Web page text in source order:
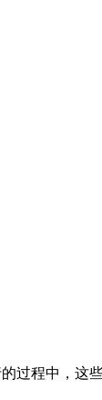
过程中，这